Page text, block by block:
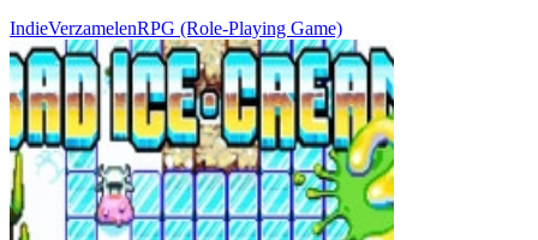
IndieVerzamelenRPG (Role-Playing Game)